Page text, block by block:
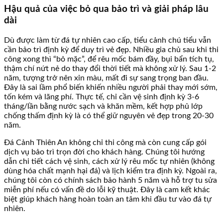
Hậu quả của việc bỏ qua bảo trì và giải pháp lâu
dài
Dù được làm từ đá tự nhiên cao cấp, tiểu cảnh chú tiểu vẫn
cần bảo trì định kỳ để duy trì vẻ đẹp. Nhiều gia chủ sau khi thi
công xong thì “bỏ mặc”, để rêu mốc bám đầy, bụi bẩn tích tụ,
thậm chí nứt nẻ do thay đổi thời tiết mà không xử lý. Sau 1-2
năm, tượng trở nên xỉn màu, mất đi sự sang trọng ban đầu.
Đây là sai lầm phổ biến khiến nhiều người phải thay mới sớm,
tốn kém và lãng phí. Thực tế, chỉ cần vệ sinh định kỳ 3-6
tháng/lần bằng nước sạch và khăn mềm, kết hợp phủ lớp
chống thấm định kỳ là có thể giữ nguyên vẻ đẹp trong 20-30
năm.
Đá Cảnh Thiên An không chỉ thi công mà còn cung cấp gói
dịch vụ bảo trì trọn đời cho khách hàng. Chúng tôi hướng
dẫn chi tiết cách vệ sinh, cách xử lý rêu mốc tự nhiên (không
dùng hóa chất mạnh hại đá) và lịch kiểm tra định kỳ. Ngoài ra,
chúng tôi còn có chính sách bảo hành 5 năm và hỗ trợ tu sửa
miễn phí nếu có vấn đề do lỗi kỹ thuật. Đây là cam kết khác
biệt giúp khách hàng hoàn toàn an tâm khi đầu tư vào đá tự
nhiên.